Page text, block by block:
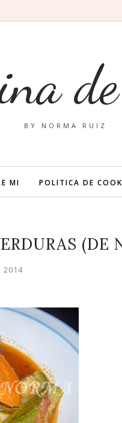
BY NORMA RUIZ
MI POLITICA DE
(DE
2014